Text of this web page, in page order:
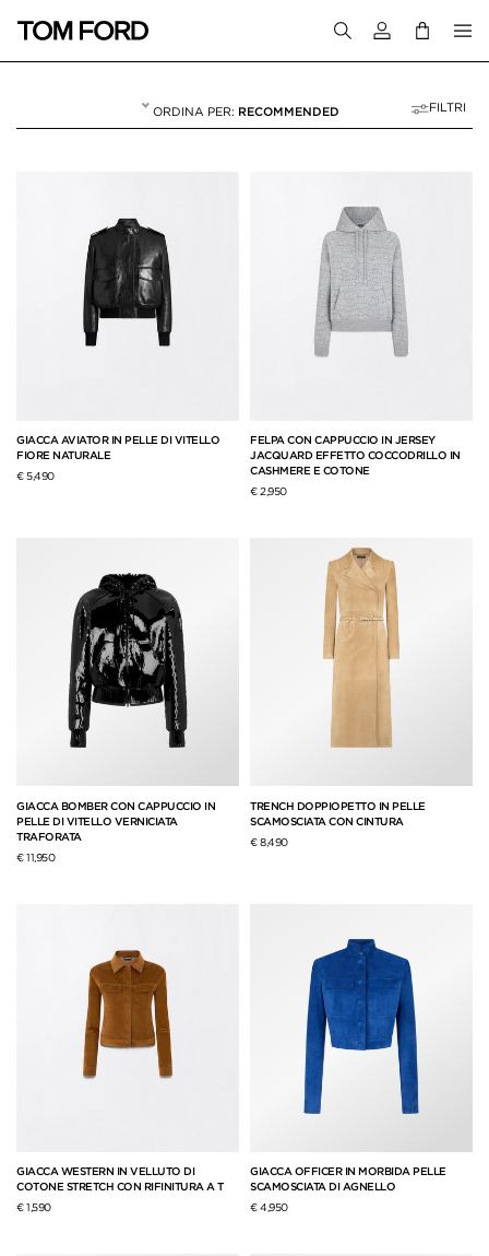
Accedi al tuo
RECOMMENDED FILTRI
GIACCA AVIATOR IN PELLE DI VITELLO
FIORE NATURALE
€ 5,490
FELPA CON CAPPUCCIO IN JERSEY
JACQUARD EFFETTO COCCODRILLO IN
CASHMERE E COTONE
€ 2,950
GIACCA BOMBER CON CAPPUCCIO IN
PELLE DI VITELLO VERNICIATA
TRAFORATA
€ 11,950
TRENCH DOPPIOPETTO IN PELLE
SCAMOSCIATA CON CINTURA
€ 8,490
GIACCA WESTERN IN VELLUTO DI
COTONE STRETCH CON RIFINITURA A T
€ 1,590
GIACCA OFFICER IN MORBIDA PELLE
SCAMOSCIATA DI AGNELLO
€ 4,950